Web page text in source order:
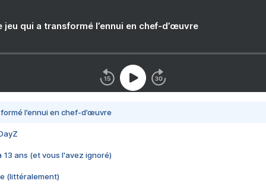
jeu qui a transformé l’ennui en chef-d’œuvre
l’ennui en chef-d’œuvre
13 ans (et vous l'avez ignoré)
(littéralement)